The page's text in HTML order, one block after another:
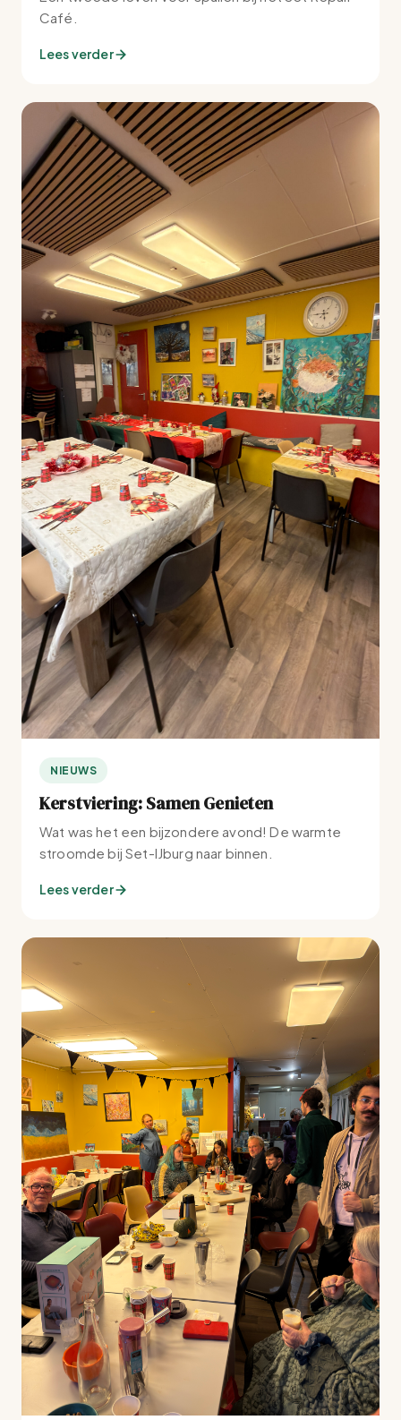
Café.
Lees verder
NIEUWS
Kerstviering: Samen Genieten
Wat was het een bijzondere avond! De warmte
stroomde bij Set-IJburg naar binnen.
Lees verder